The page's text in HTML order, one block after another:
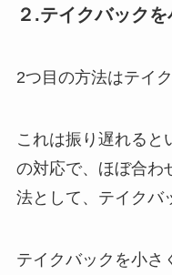
２.テイクバック
2つ目の方法はテイ
これは振り遅れると
の対応で、ほぼ合わ
法として、テイクバ
テイクバックを小さ